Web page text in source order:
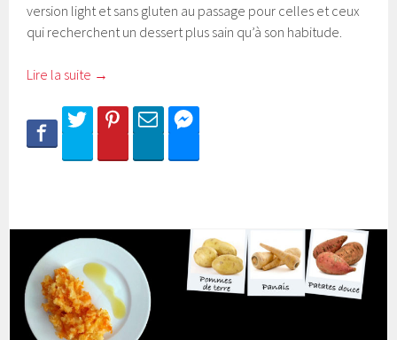
version light et sans gluten au passage pour celles et ceux
qui recherchent un dessert plus sain qu’à son habitude.
Lire la suite →